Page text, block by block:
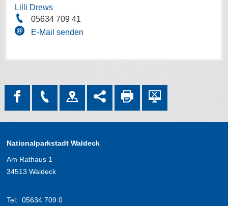
Lilli Drews
05634 709 41
E-Mail senden
Nationalparkstadt Waldeck
Am Rathaus 1
34513 Waldeck
Tel: 05634 709 0